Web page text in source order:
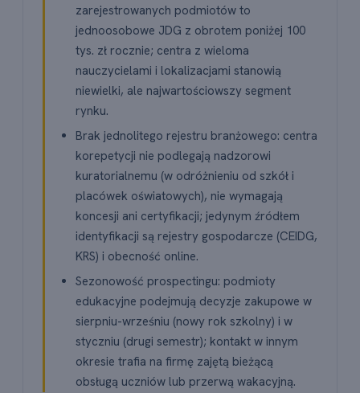
zarejestrowanych podmiotów to
jednoosobowe JDG z obrotem poniżej 100
tys. zł rocznie; centra z wieloma
nauczycielami i lokalizacjami stanowią
niewielki, ale najwartościowszy segment
rynku.
Brak jednolitego rejestru branżowego: centra
korepetycji nie podlegają nadzorowi
kuratorialnemu (w odróżnieniu od szkół i
placówek oświatowych), nie wymagają
koncesji ani certyfikacji; jedynym źródłem
identyfikacji są rejestry gospodarcze (CEIDG,
KRS) i obecność online.
Sezonowość prospectingu: podmioty
edukacyjne podejmują decyzje zakupowe w
sierpniu-wrześniu (nowy rok szkolny) i w
styczniu (drugi semestr); kontakt w innym
okresie trafia na firmę zajętą bieżącą
obsługą uczniów lub przerwą wakacyjną.